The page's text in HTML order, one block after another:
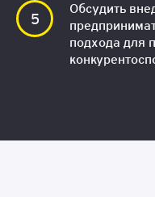
Обсудить
подхода для